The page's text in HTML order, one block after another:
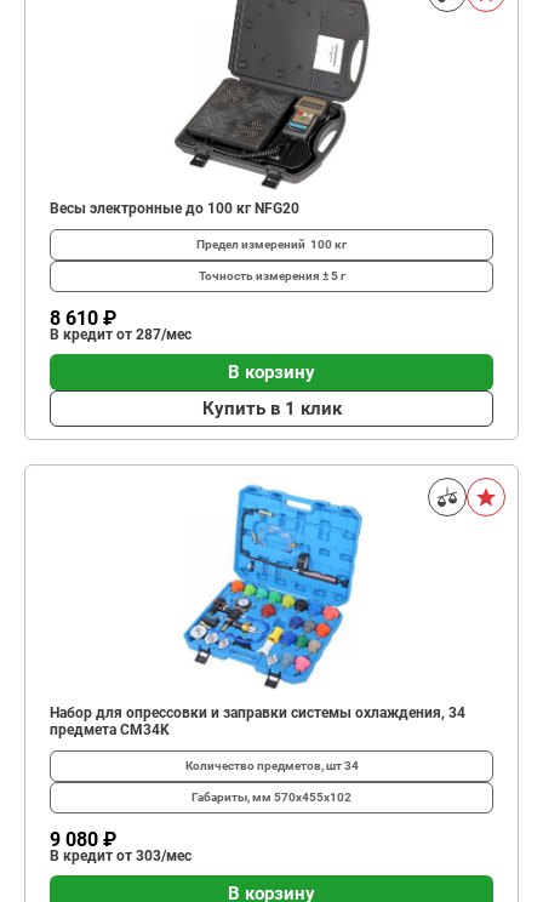
Весы электронные до 100 кг NFG20
Предел измерений 100 кг
Точность измерения ± 5 г
8 610 ₽
В кредит от 287/мес
В корзину
Купить в 1 клик
Набор для опрессовки и заправки системы охлаждения, 34
предмета CM34K
Количество предметов, шт34
Габариты, мм 570х455х102
9 080 ₽
В кредит от 303/мес
В корзину